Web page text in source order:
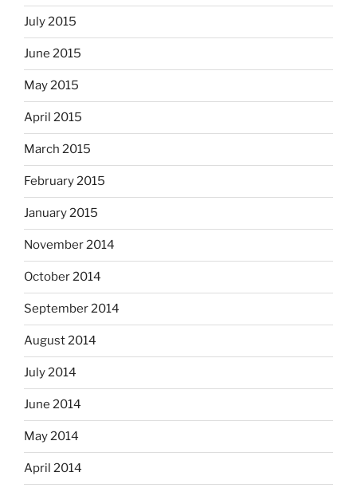
July 2015
June 2015
May 2015
April 2015
March 2015
February 2015
January 2015
November 2014
October 2014
September 2014
August 2014
July 2014
June 2014
May 2014
April 2014